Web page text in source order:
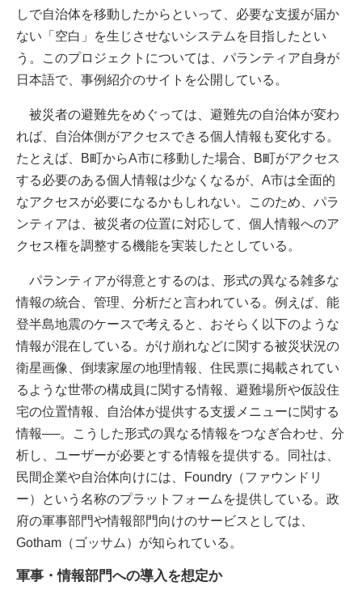
しで自治体を移動したからといって、必要な支援が届か
ない「空白」を生じさせないシステムを目指したとい
う。このプロジェクトについては、パランティア自身が
日本語で、事例紹介のサイトを公開している。
被災者の避難先をめぐっては、避難先の自治体が変わ
れば、自治体側がアクセスできる個人情報も変化する。
たとえば、B町からA市に移動した場合、B町がアクセス
する必要のある個人情報は少なくなるが、A市は全面的
なアクセスが必要になるかもしれない。このため、パラ
ンティアは、被災者の位置に対応して、個人情報へのア
クセス権を調整する機能を実装したとしている。
パランティアが得意とするのは、形式の異なる雑多な
情報の統合、管理、分析だと言われている。例えば、能
登半島地震のケースで考えると、おそらく以下のような
情報が混在している。がけ崩れなどに関する被災状況の
衛星画像、倒壊家屋の地理情報、住民票に掲載されてい
るような世帯の構成員に関する情報、避難場所や仮設住
宅の位置情報、自治体が提供する支援メニューに関する
情報──。こうした形式の異なる情報をつなぎ合わせ、分
析し、ユーザーが必要とする情報を提供する。同社は、
民間企業や自治体向けには、Foundry（ファウンドリ
ー）という名称のプラットフォームを提供している。政
府の軍事部門や情報部門向けのサービスとしては、
Gotham（ゴッサム）が知られている。
軍事・情報部門への導入を想定か